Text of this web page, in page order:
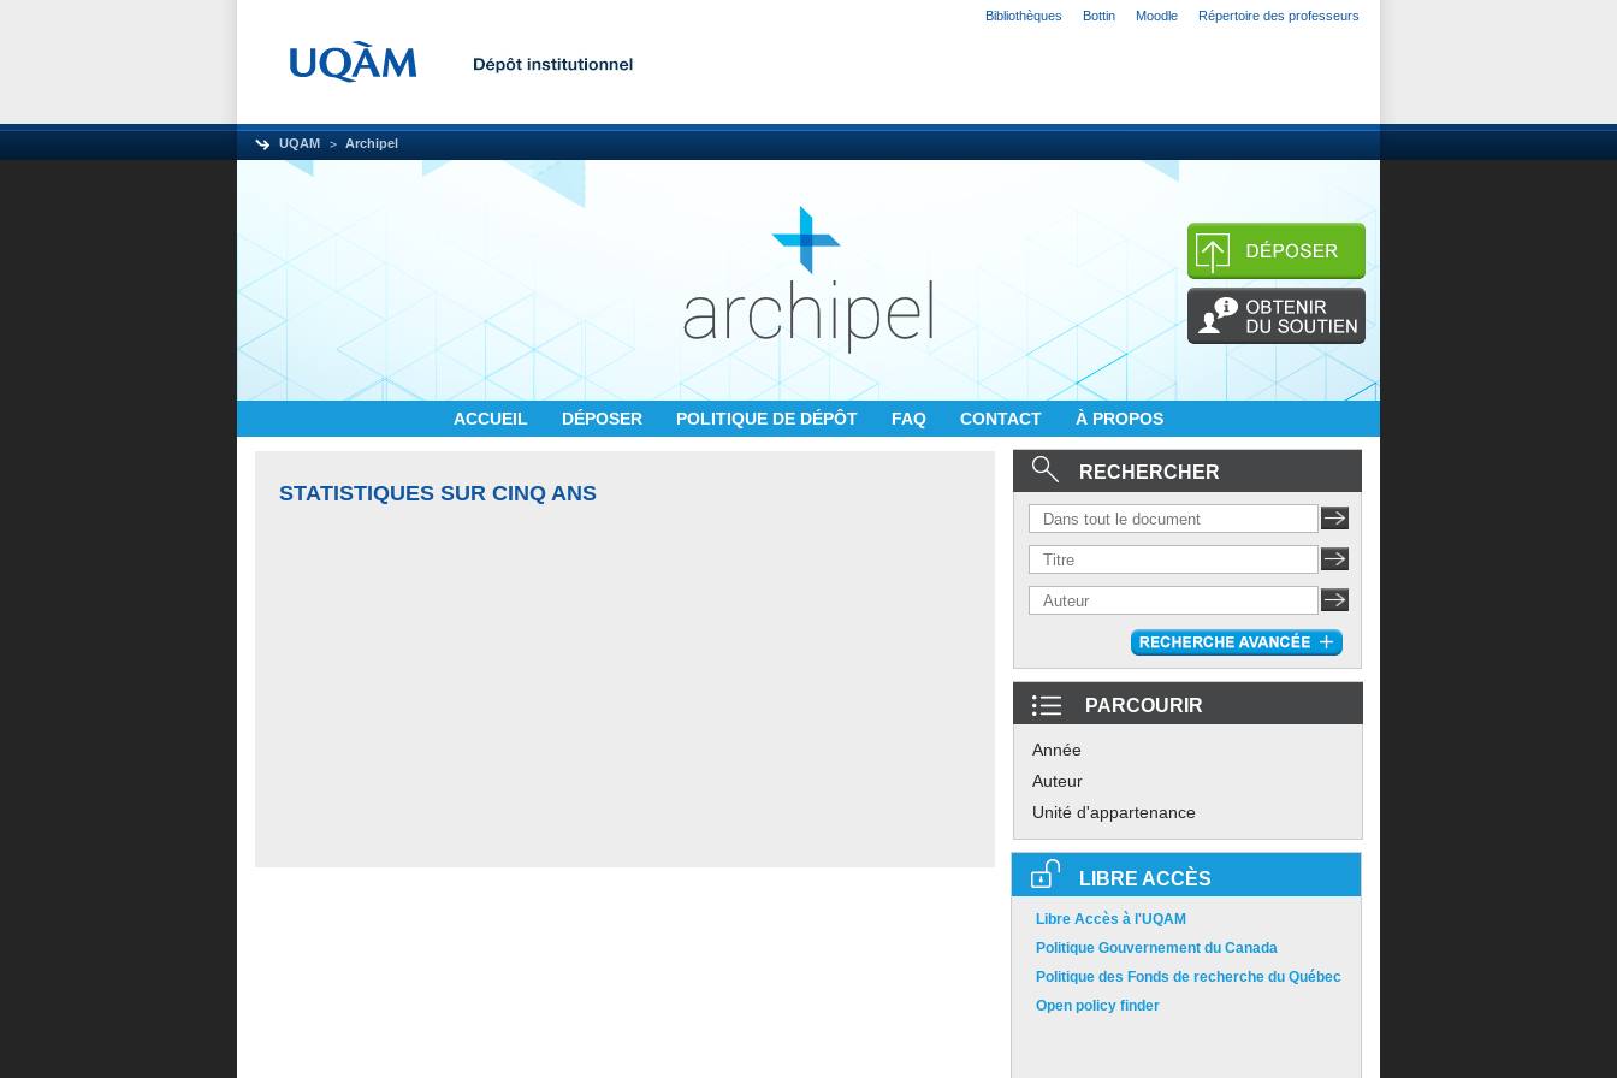
Bibliothèques Bottin Moodle Répertoire des professeurs
UQAM Archipel
ACCUEIL DÉPOSER POLITIQUE DE DÉPÔT FAQ CONTACT À PROPOS
STATISTIQUES SUR CINQ ANS
RECHERCHER
PARCOURIR
Année
Auteur
Unité d'appartenance
LIBRE ACCÈS
Libre Accès à l'UQAM
Politique Gouvernement du Canada
Politique des Fonds de recherche du Québec
Open policy finder